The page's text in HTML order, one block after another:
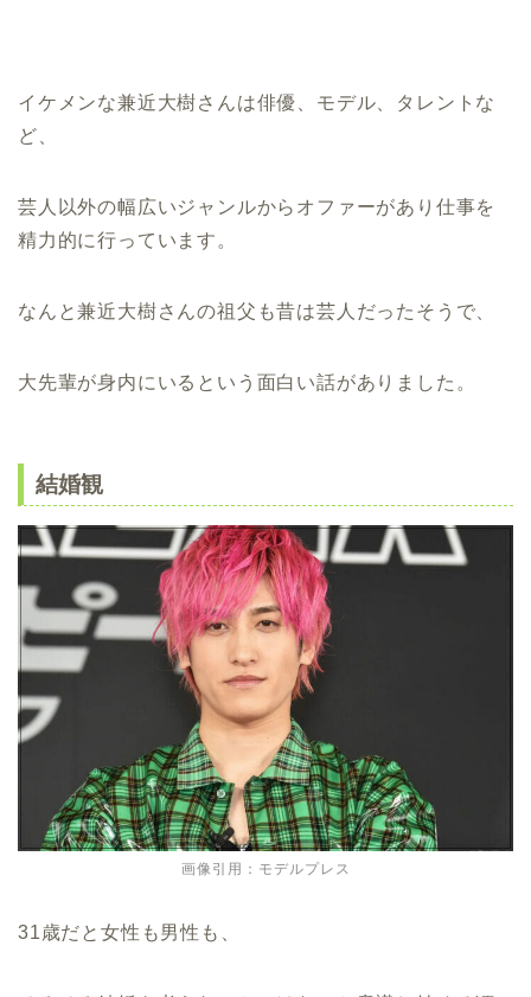
イケメンな兼近大樹さんは俳優、モデル、タレントな
ど、
芸人以外の幅広いジャンルからオファーがあり仕事を
精力的に行っています。
なんと兼近大樹さんの祖父も昔は芸人だったそうで、
大先輩が身内にいるという面白い話がありました。
結婚観
画像引用：モデルプレス
31歳だと女性も男性も、